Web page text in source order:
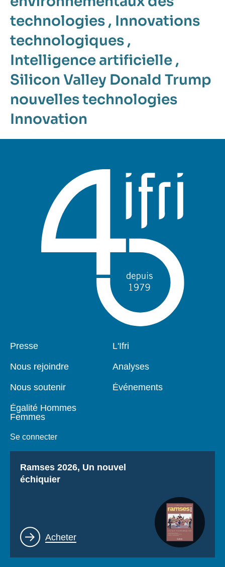
technologies , Innovations
technologiques ,
Intelligence artificielle ,
Silicon Valley Donald Trump
nouvelles technologies
Innovation
Pied
Presse
Nous rejoindre
Nous soutenir
Égalité Hommes
Femmes
Se connecter
Navigation
L'Ifri
Analyses
Événements
Titre
Ramses 2026, Un nouvel
échiquier
Lien
Acheter